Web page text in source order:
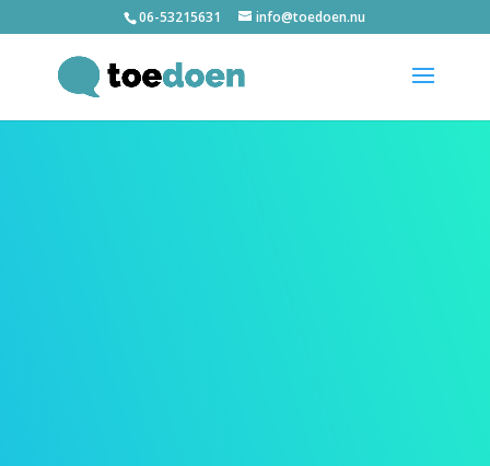
06-53215631 info@toedoen.nu